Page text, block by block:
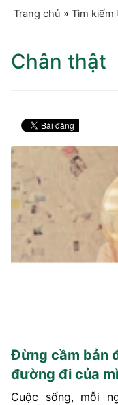
Trang chủ » Tìm kiếm
Chân thật
Đừng cầm bản
đường đi của
Cuộc sống, mỗi